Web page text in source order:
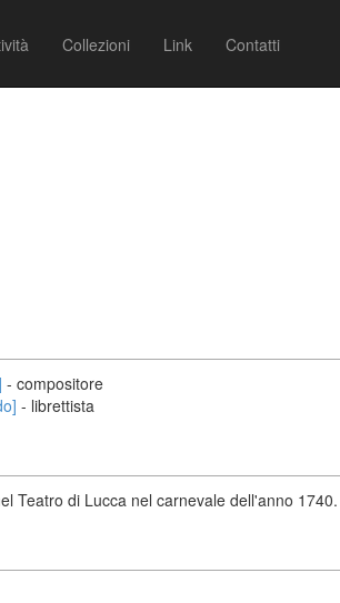
Collezioni Link Contatti
- compositore
- librettista
Teatro di Lucca nel carnevale dell'anno